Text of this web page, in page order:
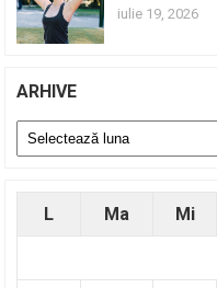
iulie 19, 2026
ARHIVE
Arhive
L Ma Mi